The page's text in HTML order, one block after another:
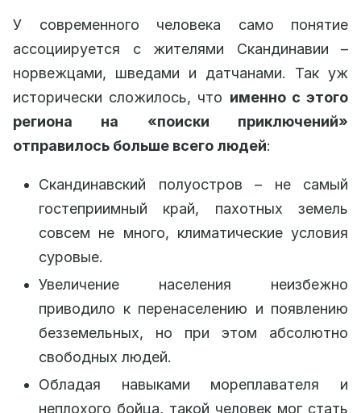
У современного человека само понятие
ассоциируется с жителями Скандинавии –
норвежцами, шведами и датчанами. Так уж
исторически сложилось, что именно с этого
региона на «поиски приключений»
отправилось больше всего людей:
Скандинавский полуостров – не самый
гостеприимный край, пахотных земель
совсем не много, климатические условия
суровые.
Увеличение населения неизбежно
приводило к перенаселению и появлению
безземельных, но при этом абсолютно
свободных людей.
Обладая навыками мореплавателя и
неплохого бойца, такой человек мог стать